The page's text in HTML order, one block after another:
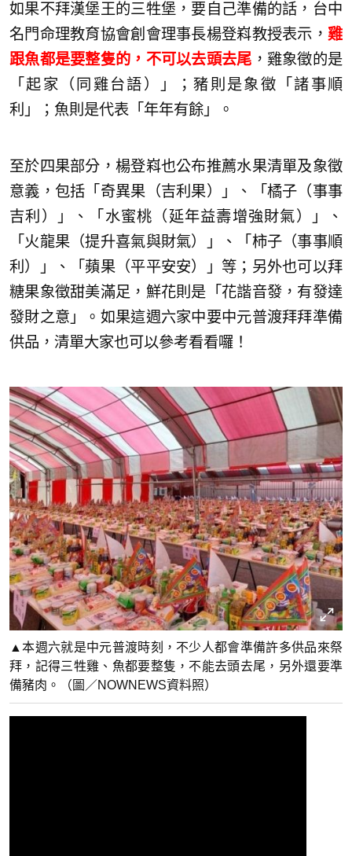
如果不拜漢堡王的三牲堡，要自己準備的話，台中
名門命理教育協會創會理事長楊登嵙教授表示， 雞
跟魚都是要整隻的，不可以去頭去尾 ，雞象徵的是
「起家（同雞台語）」；豬則是象徵「諸事順
利」；魚則是代表「年年有餘」。
至於四果部分，楊登嵙也公布推薦水果清單及象徵
意義，包括「奇異果（吉利果）」、「橘子（事事
吉利）」、「水蜜桃（延年益壽增強財氣）」、
「火龍果（提升喜氣與財氣）」、「柿子（事事順
利）」、「蘋果（平平安安）」等；另外也可以拜
糖果象徵甜美滿足，鮮花則是「花諧音發，有發達
發財之意」。如果這週六家中要中元普渡拜拜準備
供品，清單大家也可以參考看看囉！
▲本週六就是中元普渡時刻，不少人都會準備許多供品來祭
拜，記得三牲雞、魚都要整隻，不能去頭去尾，另外還要準
備豬肉。（圖／NOWNEWS資料照）